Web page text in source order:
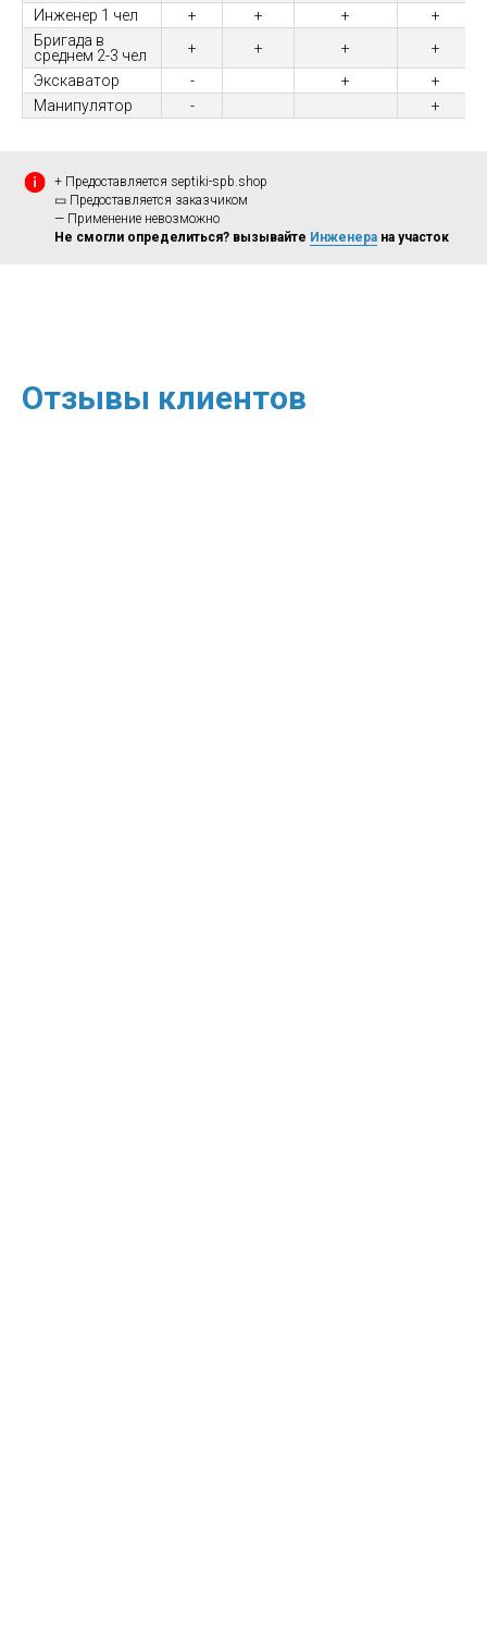
Инженер 1 чел
+ + +
+
Бригада в
среднем 2-3 чел
+ + +
+
Экскаватор
- +
+
Манипулятор
- +
+ Предоставляется septiki-spb.shop
▭ Предоставляется заказчиком
— Применение невозможно
Не смогли определиться? вызывайте Инженера на участок
Отзывы клиентов